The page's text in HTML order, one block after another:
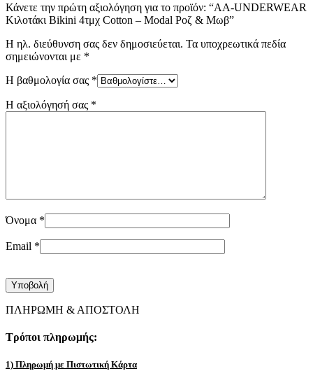
Κάνετε την πρώτη αξιολόγηση για το προϊόν: “AA-UNDERWEAR
Κιλοτάκι Bikini 4τμχ Cotton – Modal Ροζ & Μωβ”
Η ηλ. διεύθυνση σας δεν δημοσιεύεται. Τα υποχρεωτικά πεδία
σημειώνονται με *
Η βαθμολογία σας *
Η αξιολόγησή σας *
Όνομα *
Email *
ΠΛΗΡΩΜΗ & ΑΠΟΣΤΟΛΗ
Τρόποι πληρωμής:
1) Πληρωμή με Πιστωτική Κάρτα